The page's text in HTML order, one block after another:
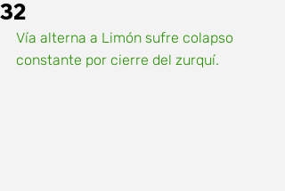
32
Vía alterna a Limón sufre colapso
constante por cierre del zurquí.